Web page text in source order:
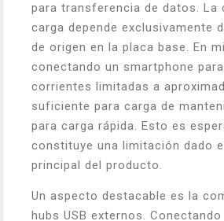
para transferencia de datos. La
carga depende exclusivamente
de origen en la placa base. En
conectando un smartphone
corrientes limitadas a
suficiente para carga de
para carga rápida. Esto es
constituye una limitación dado
principal del producto.
Un aspecto destacable es la
hubs USB externos.